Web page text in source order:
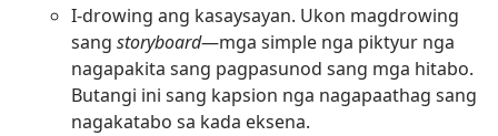
I-drowing ang kasaysayan. Ukon magdrowing
sang storyboard—mga simple nga piktyur nga
nagapakita sang pagpasunod sang mga hitabo.
Butangi ini sang kapsion nga nagapaathag sang
nagakatabo sa kada eksena.